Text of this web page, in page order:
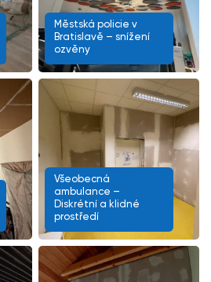
Městská policie v
Bratislavě – snížení
ozvěny
Všeobecná
ambulance –
Diskrétní a klidné
prostředí